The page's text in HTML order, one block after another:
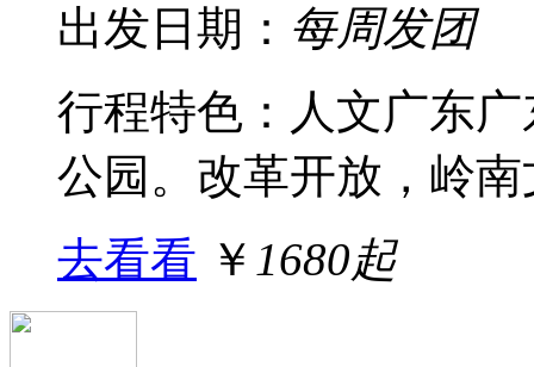
出发日期： 每周发团
行程特色： 人文广东
公园。改革开放，岭
去看看 ￥ 1680起